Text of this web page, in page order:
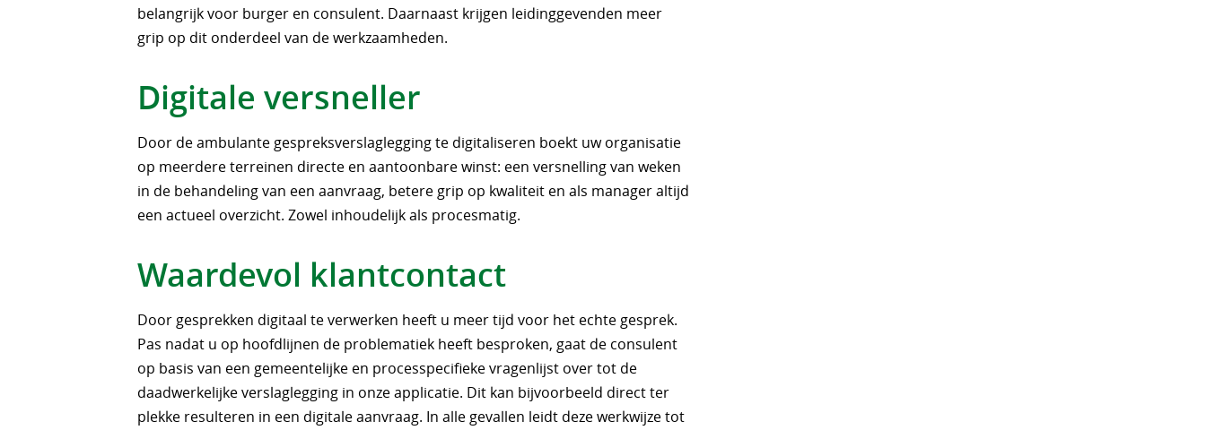
belangrijk voor burger en consulent. Daarnaast krijgen leidinggevenden meer
grip op dit onderdeel van de werkzaamheden.
Digitale versneller
Door de ambulante gespreksverslaglegging te digitaliseren boekt uw organisatie
op meerdere terreinen directe en aantoonbare winst: een versnelling van weken
in de behandeling van een aanvraag, betere grip op kwaliteit en als manager altijd
een actueel overzicht. Zowel inhoudelijk als procesmatig.
Waardevol klantcontact
Door gesprekken digitaal te verwerken heeft u meer tijd voor het echte gesprek.
Pas nadat u op hoofdlijnen de problematiek heeft besproken, gaat de consulent
op basis van een gemeentelijke en processpecifieke vragenlijst over tot de
daadwerkelijke verslaglegging in onze applicatie. Dit kan bijvoorbeeld direct ter
plekke resulteren in een digitale aanvraag. In alle gevallen leidt deze werkwijze tot